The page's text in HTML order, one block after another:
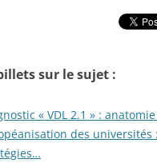
sur le sujet :
« VDL 2.1 » :
des